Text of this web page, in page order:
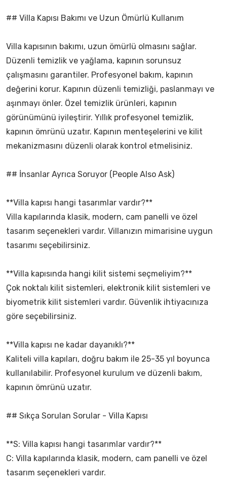
## Villa Kapısı Bakımı ve Uzun Ömürlü Kullanım
Villa kapısının bakımı, uzun ömürlü olmasını sağlar.
Düzenli temizlik ve yağlama, kapının sorunsuz
çalışmasını garantiler. Profesyonel bakım, kapının
değerini korur. Kapının düzenli temizliği, paslanmayı ve
aşınmayı önler. Özel temizlik ürünleri, kapının
görünümünü iyileştirir. Yıllık profesyonel temizlik,
kapının ömrünü uzatır. Kapının menteşelerini ve kilit
mekanizmasını düzenli olarak kontrol etmelisiniz.
## İnsanlar Ayrıca Soruyor (People Also Ask)
**Villa kapısı hangi tasarımlar vardır?**
Villa kapılarında klasik, modern, cam panelli ve özel
tasarım seçenekleri vardır. Villanızın mimarisine uygun
tasarımı seçebilirsiniz.
**Villa kapısında hangi kilit sistemi seçmeliyim?**
Çok noktalı kilit sistemleri, elektronik kilit sistemleri ve
biyometrik kilit sistemleri vardır. Güvenlik ihtiyacınıza
göre seçebilirsiniz.
**Villa kapısı ne kadar dayanıklı?**
Kaliteli villa kapıları, doğru bakım ile 25-35 yıl boyunca
kullanılabilir. Profesyonel kurulum ve düzenli bakım,
kapının ömrünü uzatır.
## Sıkça Sorulan Sorular - Villa Kapısı
**S: Villa kapısı hangi tasarımlar vardır?**
C: Villa kapılarında klasik, modern, cam panelli ve özel
tasarım seçenekleri vardır.